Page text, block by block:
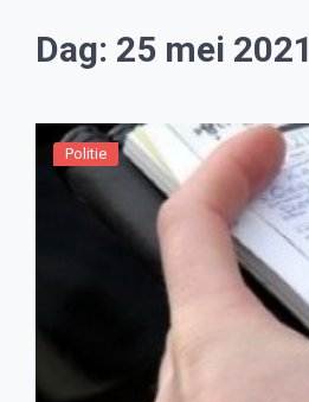
Dag: 25 mei 2021
Politie